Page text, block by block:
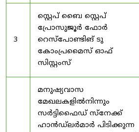
3
സ്റ്റെപ് ബൈ സ്റ്റെപ്
പ്രോസുജൂർ ഫോർ
റെസ്‌പോണ്ടിങ് ടു
കോംപ്രമൈസ് ഓഫ്
സിസ്റ്റംസ്
മനുഷ്യവാസ
മേഖലകളിൽനിന്നും
സർട്ടിഫൈഡ് സ്നേക്ക്
ഹാൻഡ്‌ലർമാർ പിടിക്കുന്ന